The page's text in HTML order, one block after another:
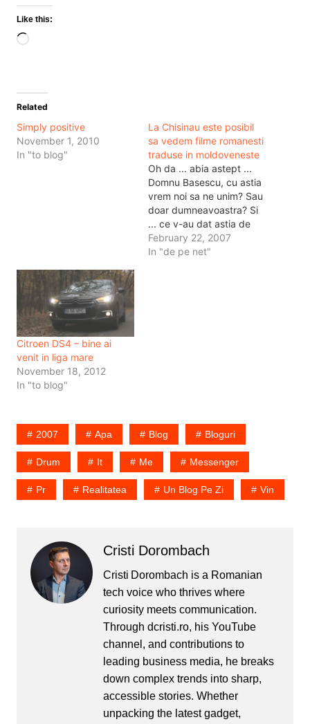
Like this:
Loading…
Related
Simply positive
November 1, 2010
In "to blog"
La Chisinau este posibil
sa vedem filme romanesti
traduse in moldoveneste
Oh da ... abia astept ...
Domnu Basescu, cu astia
vrem noi sa ne unim? Sau
doar dumneavoastra? Si
... ce v-au dat astia de
baut cand ati fost la
Chisinau sa dati drumu la
February 22, 2007
In "de pe net"
Citroen DS4 – bine ai
venit in liga mare
November 18, 2012
In "to blog"
2007 Apa Blog Bloguri
Drum It Me Messenger
Pr Realitatea Un Blog Pe Zi Vin
Cristi Dorombach
Cristi Dorombach is a Romanian
tech voice who thrives where
curiosity meets communication.
Through dcristi.ro, his YouTube
channel, and contributions to
leading business media, he breaks
down complex trends into sharp,
accessible stories. Whether
unpacking the latest gadget,